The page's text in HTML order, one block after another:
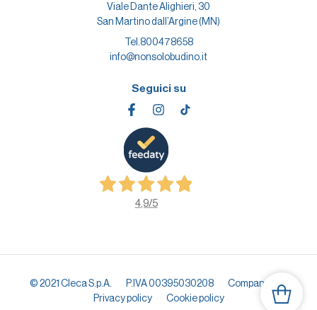
Viale Dante Alighieri, 30
San Martino dall’Argine (MN)
Tel.800478658
info@nonsolobudino.it
Seguici su
4,9/5
© 2021 Cleca S.p.A. P.IVA 00395030208
Company info
Privacy policy
Cookie policy